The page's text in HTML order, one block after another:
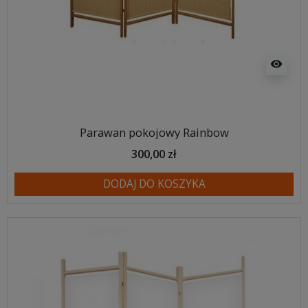
visibility
Parawan pokojowy Rainbow
300,00 zł
DODAJ DO KOSZYKA